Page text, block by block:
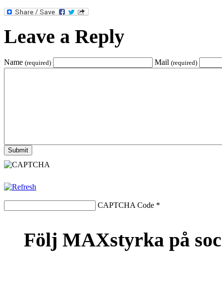
Leave a Reply
Name (required) Mail (required)
CAPTCHA Code *
Följ MAXstyrka på